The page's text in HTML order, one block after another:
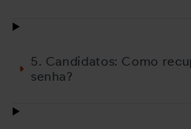
5. Candidatos: Como
senha?